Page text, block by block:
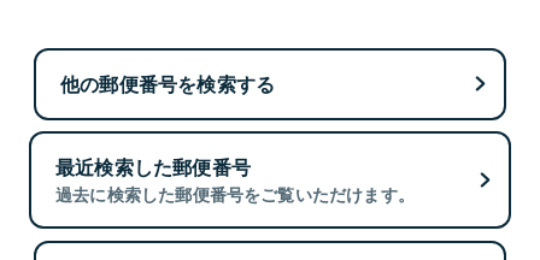
他の郵便番号を検索する
最近検索した郵便番号
過去に検索した郵便番号をご覧いただけます。